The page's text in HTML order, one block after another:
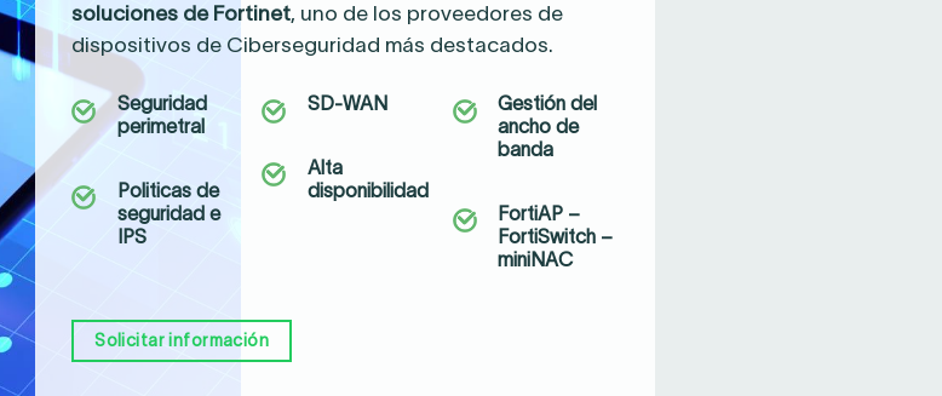
soluciones de Fortinet, uno de los proveedores de
dispositivos de Ciberseguridad más destacados.
Seguridad
perimetral
Politicas de
seguridad e
IPS
SD-WAN
Alta
disponibilidad
Gestión del
ancho de
banda
FortiAP –
FortiSwitch –
miniNAC
Solicitar información